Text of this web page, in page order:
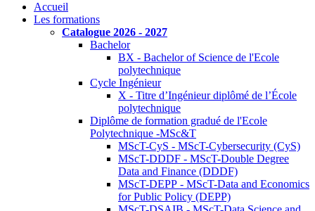
Accueil
Les formations
Catalogue 2026 - 2027
Bachelor
BX - Bachelor of Science de l'Ecole
polytechnique
Cycle Ingénieur
X - Titre d’Ingénieur diplômé de l’École
polytechnique
Diplôme de formation gradué de l'Ecole
Polytechnique -MSc&T
MScT-CyS - MScT-Cybersecurity (CyS)
MScT-DDDF - MScT-Double Degree
Data and Finance (DDDF)
MScT-DEPP - MScT-Data and Economics
for Public Policy (DEPP)